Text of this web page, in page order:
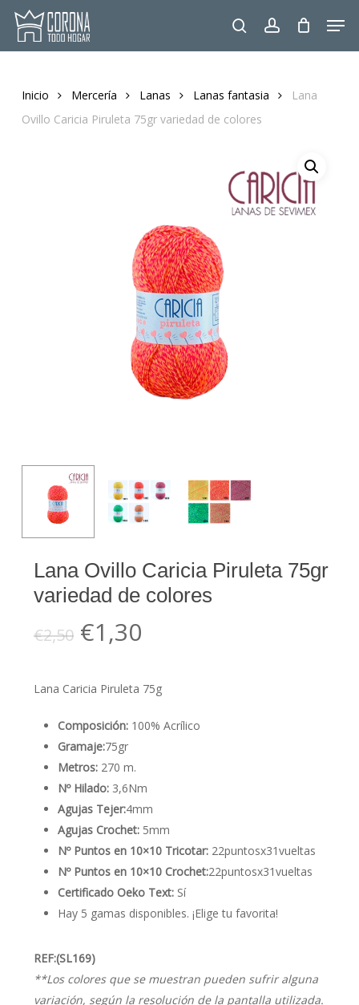
Skip
main
searchaccount
Inicio Mercería Lanas Lanas fantasia
Lana
Ovillo Caricia Piruleta 75gr variedad de colores
Lana Ovillo Caricia Piruleta 75gr
variedad de colores
€2,50 El
precio
original
era:
€2,50.
€1,30El
actual
es:
€1,30.
Lana Caricia Piruleta 75g
Composición:100% Acrílico
Gramaje:75gr
Metros:270 m.
Nº Hilado:3,6Nm
Agujas Tejer:4mm
Agujas Crochet:5mm
Nº Puntos en 10×10 Tricotar:22puntosx31vueltas
Nº Puntos en 10×10 Crochet:22puntosx31vueltas
Certificado Oeko Text:Sí
Hay 5 gamas disponibles. ¡Elige tu favorita!
REF:(SL169)
**Los colores que se muestran pueden sufrir alguna
variación, según la resolución de la pantalla utilizada.